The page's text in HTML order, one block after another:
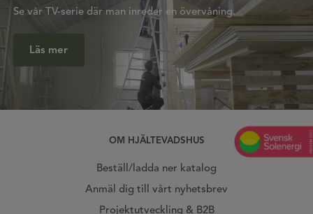
Se vår TV-serie där man inreder en övervåning.
Läs mer
OM HJÄLTEVADSHUS
Beställ/ladda ner katalog
Anmäl dig till vårt nyhetsbrev
Projektutveckling & B2B